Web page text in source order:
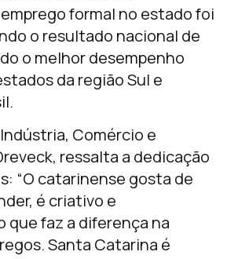
formal no estado foi
o resultado nacional de
o melhor desempenho
da região Sul e
Comércio e
ressalta a dedicação
“O catarinense gosta de
é criativo e
que faz a diferença na
Santa Catarina é